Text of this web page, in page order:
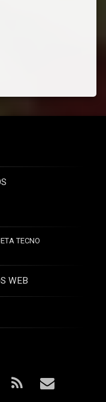
TECNO
WEB
RSS Correo